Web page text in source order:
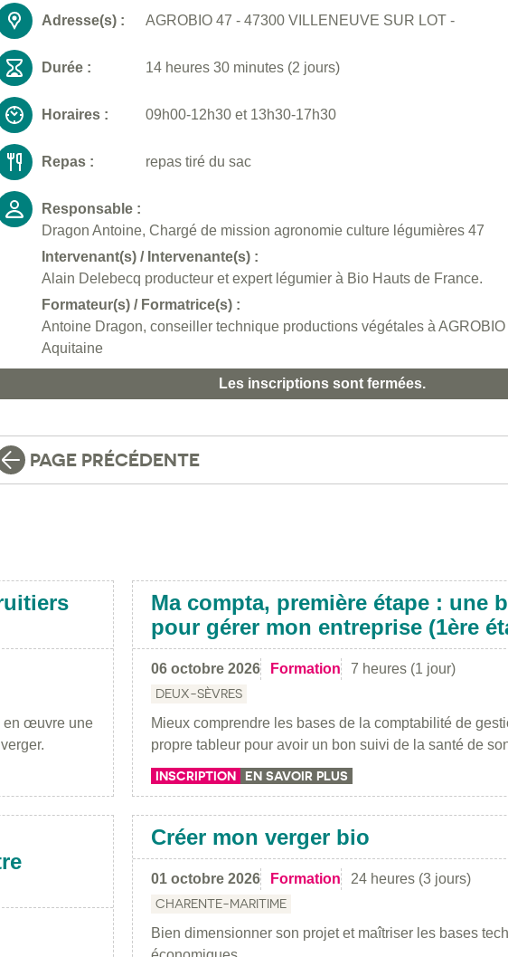
Adresse(s) : AGROBIO 47 - 47300 VILLENEUVE SUR LOT -
Durée : 14 heures 30 minutes (2 jours)
Horaires : 09h00-12h30 et 13h30-17h30
Repas : repas tiré du sac
Responsable :
Dragon Antoine, Chargé de mission agronomie culture légumières 47
Intervenant(s) / Intervenante(s) :
Alain Delebecq producteur et expert légumier à Bio Hauts de France.
Formateur(s) / Formatrice(s) :
Antoine Dragon, conseiller technique productions végétales à
Aquitaine
Les inscriptions sont fermées.
PAGE PRÉCÉDENTE
en œuvre une
Ma compta, première étape : une
pour gérer mon entreprise (1ère
06 octobre 2026 Formation 7 heures (1 jour)
DEUX-SÈVRES
Mieux comprendre les bases de la comptabilité de
propre tableur pour avoir un bon suivi de la santé de
INSCRIPTION EN SAVOIR PLUS
Créer mon verger bio
01 octobre 2026 Formation 24 heures (3 jours)
CHARENTE-MARITIME
Bien dimensionner son projet et maîtriser les bases